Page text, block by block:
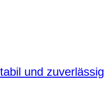
und zuverlässig